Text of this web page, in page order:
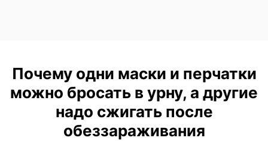
Почему одни маски и перчатки
можно бросать в урну, а другие
надо сжигать после
обеззараживания